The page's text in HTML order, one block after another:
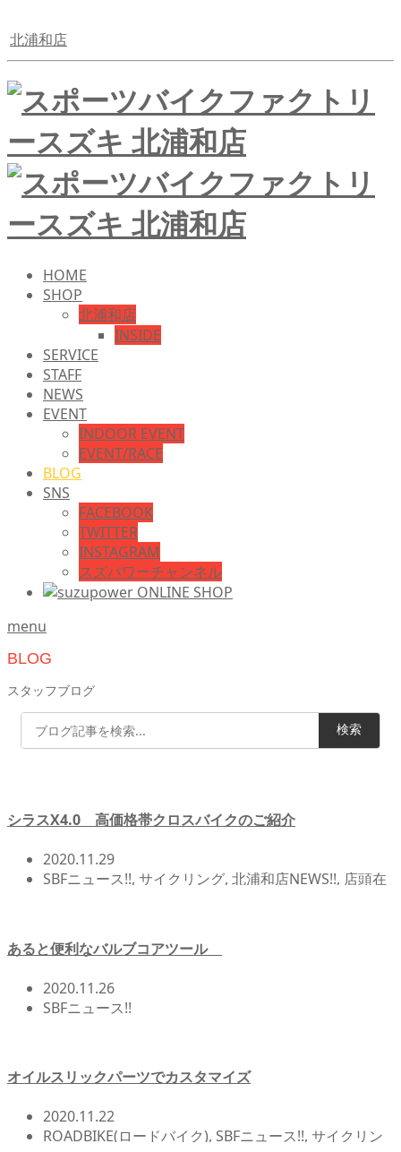
北浦和店
HOME
SHOP
北浦和店
INSIDE
SERVICE
STAFF
NEWS
EVENT
INDOOR EVENT
EVENT/RACE
BLOG
SNS
FACEBOOK
TWITTER
INSTAGRAM
スズパワーチャンネル
menu
BLOG
スタッフブログ
検索
シラスX4.0 高価格帯クロスバイクのご紹介
2020.11.29
SBFニュース!!, サイクリング, 北浦和店NEWS!!, 店頭在
あると便利なバルブコアツール
2020.11.26
SBFニュース!!
オイルスリックパーツでカスタマイズ
2020.11.22
ROADBIKE(ロードバイク), SBFニュース!!, サイクリン